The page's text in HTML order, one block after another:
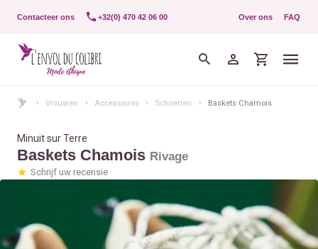
Contacteer ons +32(0) 470 42 06 00 Over ons FAQ
Vrouwen Accessoires Schoenen Baskets Chamois
Minuit sur Terre
Baskets Chamois Rivage
Schrijf uw recensie